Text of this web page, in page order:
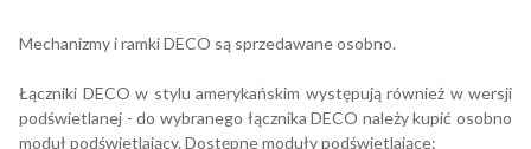
Mechanizmy i ramki DECO są sprzedawane osobno.
Łączniki DECO w stylu amerykańskim występują również w wersji
podświetlanej - do wybranego łącznika DECO należy kupić osobno
moduł podświetlający. Dostępne moduły podświetlające: